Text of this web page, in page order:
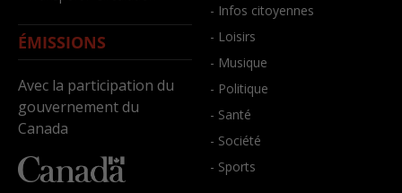
ÉMISSIONS
Avec la participation du
gouvernement du
Canada
- Infos citoyennes
- Loisirs
- Musique
- Politique
- Santé
- Société
- Sports